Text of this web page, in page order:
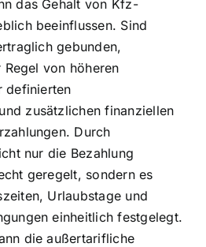
das Gehalt von Kfz-
beeinflussen. Sind
gebunden,
von höheren
definierten
zusätzlichen finanziellen
Durch
nur die Bezahlung
geregelt, sondern es
Urlaubstage und
einheitlich festgelegt.
die außertarifliche